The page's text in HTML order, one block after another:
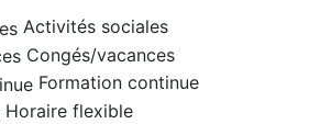
Activités sociales
Congés/vacances
Formation continue
Horaire flexible